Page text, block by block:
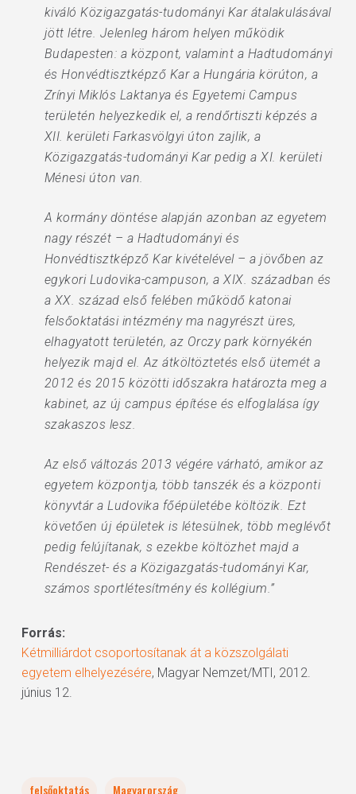
kiváló Közigazgatás-tudományi Kar átalakulásával
jött létre. Jelenleg három helyen működik
Budapesten: a központ, valamint a Hadtudományi
és Honvédtisztképző Kar a Hungária körúton, a
Zrínyi Miklós Laktanya és Egyetemi Campus
területén helyezkedik el, a rendőrtiszti képzés a
XII. kerületi Farkasvölgyi úton zajlik, a
Közigazgatás-tudományi Kar pedig a XI. kerületi
Ménesi úton van.
A kormány döntése alapján azonban az egyetem
nagy részét – a Hadtudományi és
Honvédtisztképző Kar kivételével – a jövőben az
egykori Ludovika-campuson, a XIX. században és
a XX. század első felében működő katonai
felsőoktatási intézmény ma nagyrészt üres,
elhagyatott területén, az Orczy park környékén
helyezik majd el. Az átköltöztetés első ütemét a
2012 és 2015 közötti időszakra határozta meg a
kabinet, az új campus építése és elfoglalása így
szakaszos lesz.
Az első változás 2013 végére várható, amikor az
egyetem központja, több tanszék és a központi
könyvtár a Ludovika főépületébe költözik. Ezt
követően új épületek is létesülnek, több meglévőt
pedig felújítanak, s ezekbe költözhet majd a
Rendészet- és a Közigazgatás-tudományi Kar,
számos sportlétesítmény és kollégium.”
Forrás:
Kétmilliárdot csoportosítanak át a közszolgálati
egyetem elhelyezésére, Magyar Nemzet/MTI, 2012.
június 12.
felsőoktatás
Magyarország